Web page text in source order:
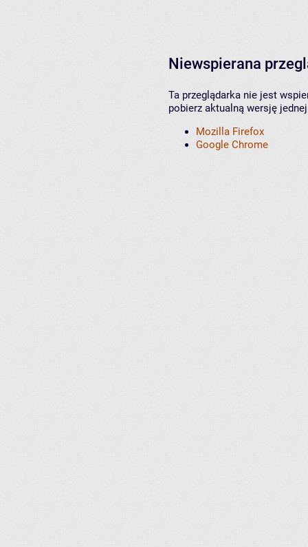
Niewspierana
Ta przeglądarka nie jest
pobierz aktualną wersję
Mozilla Firefox
Google Chrome